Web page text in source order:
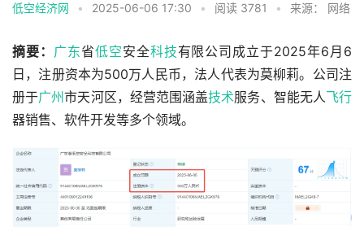
低空经济网 • 2025-06-06 17:30 • 阅读 3781 • 来源： 网络
摘要： 广东省低空安全科技有限公司成立于2025年6月6
日，注册资本为500万人民币，法人代表为莫柳莉。公司注
册于广州市天河区，经营范围涵盖技术服务、智能无人飞行
器销售、软件开发等多个领域。